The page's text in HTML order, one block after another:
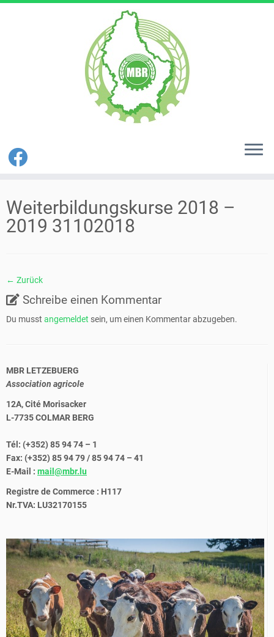
Inhalt
springen
Weiterbildungskurse 2018 –
2019 31102018
← Zurück
Schreibe einen Kommentar
Du musst angemeldet sein, um einen Kommentar abzugeben.
MBR LETZEBUERG
Association agricole
12A, Cité Morisacker
L-7735 COLMAR BERG
Tél: (+352) 85 94 74 – 1
Fax: (+352) 85 94 79 / 85 94 74 – 41
E-Mail : mail@mbr.lu
Registre de Commerce : H117
Nr.TVA: LU32170155